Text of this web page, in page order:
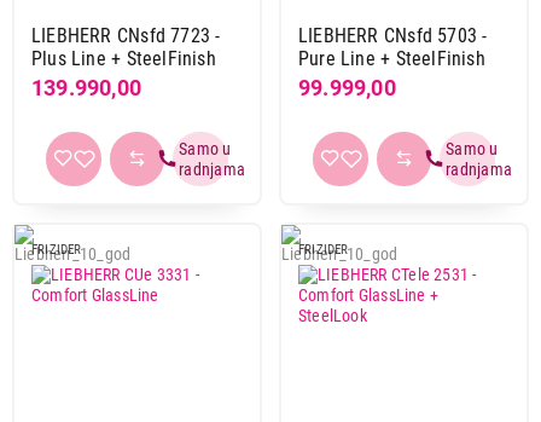
LIEBHERR CNsfd 7723 -
Plus Line + SteelFinish
139.990,00
LIEBHERR CNsfd 5703 -
Pure Line + SteelFinish
99.999,00
FRIZIDER FRIZIDER